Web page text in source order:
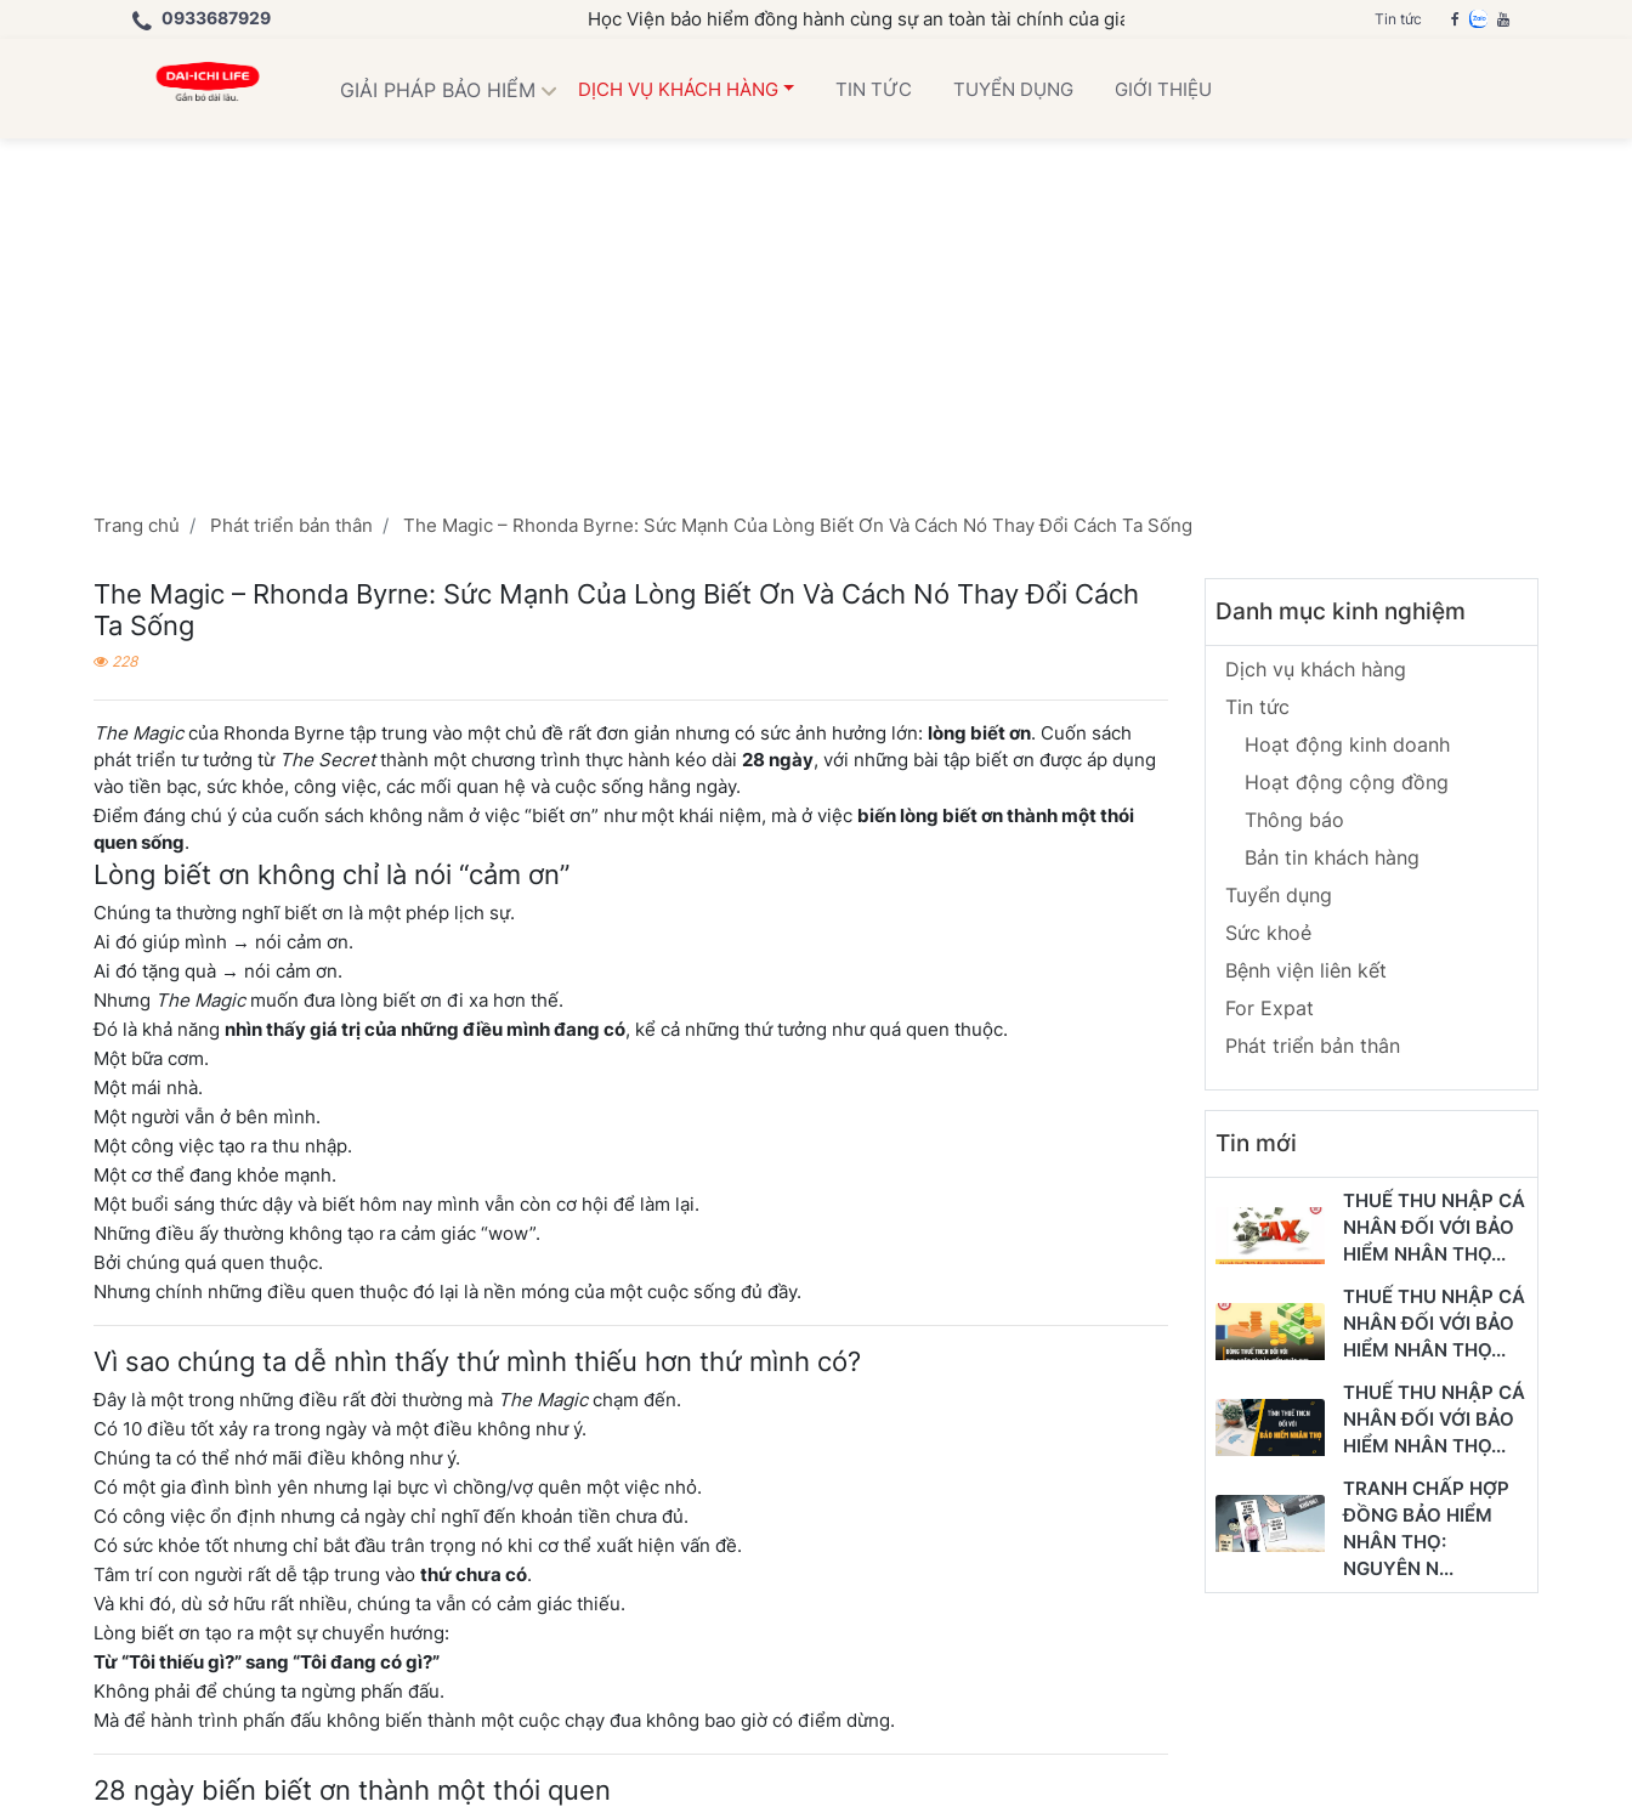
0933687929 Học Viện bảo hiểm đồng hành cùng sự an toàn tài chính của gia đình bạn Tin tức
GIẢI PHÁP BẢO HIỂM DỊCH VỤ KHÁCH HÀNG TIN TỨC TUYỂN DỤNG GIỚI THIỆU
Trang chủ Phát triển bản thân The Magic – Rhonda Byrne: Sức Mạnh Của Lòng Biết Ơn Và Cách Nó Thay Đổi Cách Ta Sống
The Magic – Rhonda Byrne: Sức Mạnh Của Lòng Biết Ơn Và Cách Nó Thay Đổi Cách
Ta Sống
228
The Magiccủa Rhonda Byrne tập trung vào một chủ đề rất đơn giản nhưng có sức ảnh hưởng lớn: lòng biết ơn. Cuốn sách
phát triển tư tưởng từ The Secretthành một chương trình thực hành kéo dài 28 ngày, với những bài tập biết ơn được áp dụng
vào tiền bạc, sức khỏe, công việc, các mối quan hệ và cuộc sống hằng ngày.
Điểm đáng chú ý của cuốn sách không nằm ở việc “biết ơn” như một khái niệm, mà ở việc biến lòng biết ơn thành một thói
quen sống.
Lòng biết ơn không chỉ là nói “cảm ơn”
Chúng ta thường nghĩ biết ơn là một phép lịch sự.
Ai đó giúp mình → nói cảm ơn.
Ai đó tặng quà → nói cảm ơn.
Nhưng The Magicmuốn đưa lòng biết ơn đi xa hơn thế.
Đó là khả năng nhìn thấy giá trị của những điều mình đang có, kể cả những thứ tưởng như quá quen thuộc.
Một bữa cơm.
Một mái nhà.
Một người vẫn ở bên mình.
Một công việc tạo ra thu nhập.
Một cơ thể đang khỏe mạnh.
Một buổi sáng thức dậy và biết hôm nay mình vẫn còn cơ hội để làm lại.
Những điều ấy thường không tạo ra cảm giác “wow”.
Bởi chúng quá quen thuộc.
Nhưng chính những điều quen thuộc đó lại là nền móng của một cuộc sống đủ đầy.
Vì sao chúng ta dễ nhìn thấy thứ mình thiếu hơn thứ mình có?
Đây là một trong những điều rất đời thường mà The Magicchạm đến.
Có 10 điều tốt xảy ra trong ngày và một điều không như ý.
Chúng ta có thể nhớ mãi điều không như ý.
Có một gia đình bình yên nhưng lại bực vì chồng/vợ quên một việc nhỏ.
Có công việc ổn định nhưng cả ngày chỉ nghĩ đến khoản tiền chưa đủ.
Có sức khỏe tốt nhưng chỉ bắt đầu trân trọng nó khi cơ thể xuất hiện vấn đề.
Tâm trí con người rất dễ tập trung vào thứ chưa có.
Và khi đó, dù sở hữu rất nhiều, chúng ta vẫn có cảm giác thiếu.
Lòng biết ơn tạo ra một sự chuyển hướng:
Từ “Tôi thiếu gì?” sang “Tôi đang có gì?”
Không phải để chúng ta ngừng phấn đấu.
Mà để hành trình phấn đấu không biến thành một cuộc chạy đua không bao giờ có điểm dừng.
28 ngày biến biết ơn thành một thói quen
Danh mục kinh nghiệm
Dịch vụ khách hàng
Tin tức
Hoạt động kinh doanh
Hoạt động cộng đồng
Thông báo
Bản tin khách hàng
Tuyển dụng
Sức khoẻ
Bệnh viện liên kết
For Expat
Phát triển bản thân
Tin mới
THUẾ THU NHẬP CÁ
NHÂN ĐỐI VỚI BẢO
HIỂM NHÂN THỌ...
THUẾ THU NHẬP CÁ
NHÂN ĐỐI VỚI BẢO
HIỂM NHÂN THỌ...
THUẾ THU NHẬP CÁ
NHÂN ĐỐI VỚI BẢO
HIỂM NHÂN THỌ...
TRANH CHẤP HỢP
ĐỒNG BẢO HIỂM
NHÂN THỌ:
NGUYÊN N...